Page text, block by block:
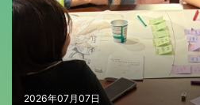
2026年07月07日